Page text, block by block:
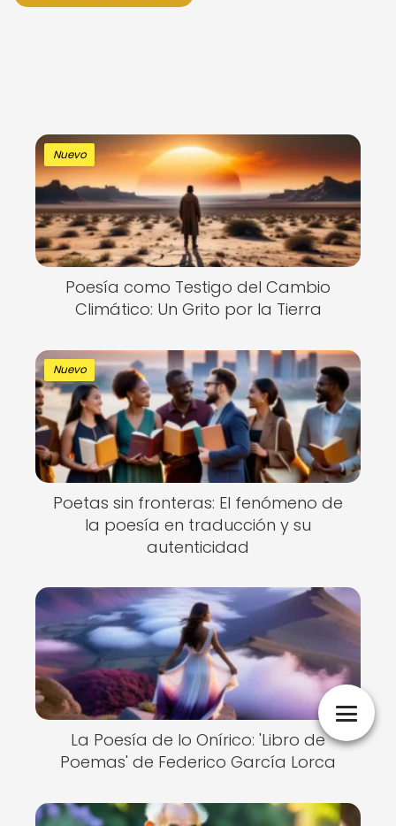
Nuevo
Poesía como Testigo del Cambio
Climático: Un Grito por la Tierra
Nuevo
Poetas sin fronteras: El fenómeno de
la poesía en traducción y su
autenticidad
La Poesía de lo Onírico: 'Libro de
Poemas' de Federico García Lorca